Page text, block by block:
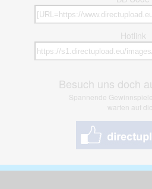
Hotlink
Besuch uns doch
Spannende
warten auf